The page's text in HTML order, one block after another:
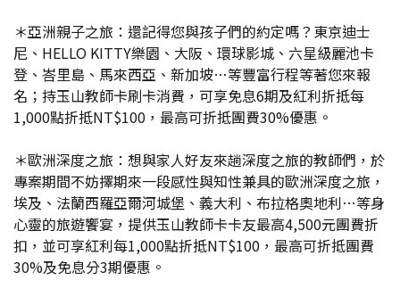
＊亞洲親子之旅：還記得您與孩子們的約定嗎？東京迪士
尼、HELLO KITTY樂園、大阪、環球影城、六星級麗池卡
登、峇里島、馬來西亞、新加坡…等豐富行程等著您來報
名；持玉山教師卡刷卡消費，可享免息6期及紅利折抵每
1,000點折抵NT$100，最高可折抵團費30%優惠。
＊歐洲深度之旅：想與家人好友來趟深度之旅的教師們，於
專案期間不妨擇期來一段感性與知性兼具的歐洲深度之旅，
埃及、法蘭西羅亞爾河城堡、義大利、布拉格奧地利…等身
心靈的旅遊饗宴，提供玉山教師卡卡友最高4,500元團費折
扣，並可享紅利每1,000點折抵NT$100，最高可折抵團費
30%及免息分3期優惠。